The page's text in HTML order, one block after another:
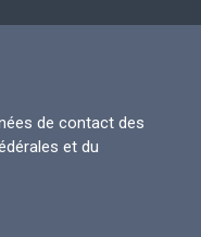
de contact des
et du